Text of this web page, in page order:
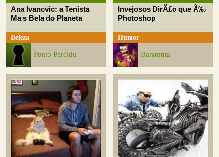
Ana Ivanovic: a Tenista
Mais Bela do Planeta
Beleza
Ponto Perdido
Invejosos DirÃ£o que Ã‰
Photoshop
Humor
Baratonta